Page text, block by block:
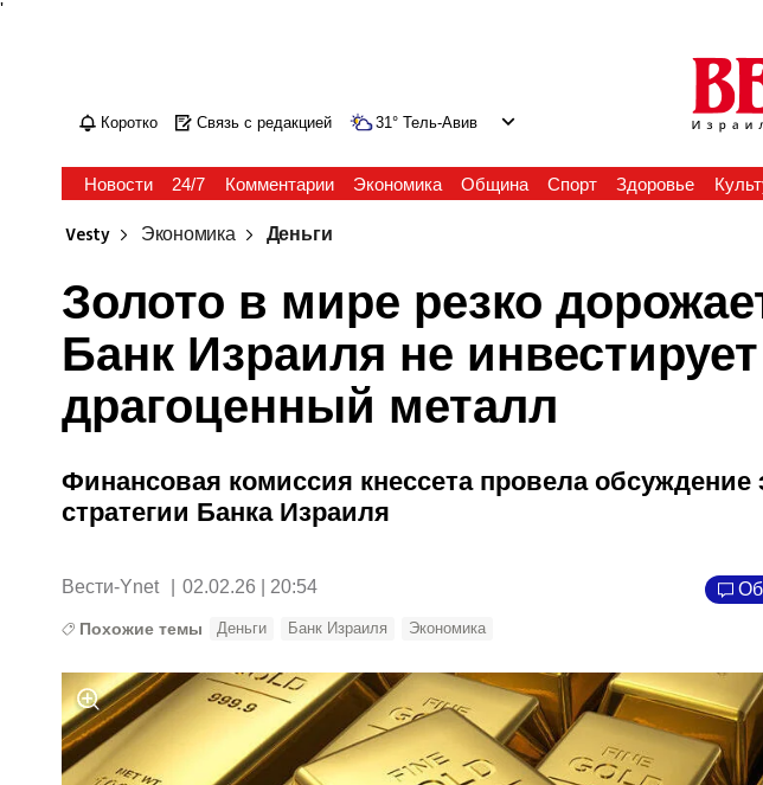
'
Коротко Связь с редакцией 31° Тель-Авив
Новости 24/7 Комментарии Экономика Община Спорт Здоровье
Vesty Экономика Деньги
Золото в мире резко
Банк Израиля не
драгоценный металл
Финансовая комиссия кнессета провела
стратегии Банка Израиля
Вести-Ynet 02.02.26 | 20:54
Похожие темы Деньги Банк Израиля Экономика